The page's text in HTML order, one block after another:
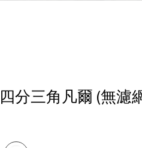
四分三角凡爾 (無濾